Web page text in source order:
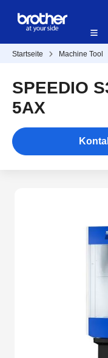
Startseite Machine Tool
SPEEDIO
5AX